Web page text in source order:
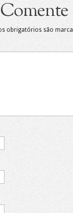
Comente
obrigatórios são